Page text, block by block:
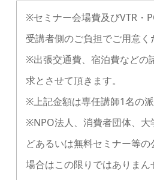
※セミナー会場費及びVTR・
受講者側のご負担でご用意く
※出張交通費、宿泊費などの
求とさせて頂きます。
※上記金額は専任講師1名の派
※NPO法人、消費者団体、大
どあるいは無料セミナー等
場合はこの限りではありま